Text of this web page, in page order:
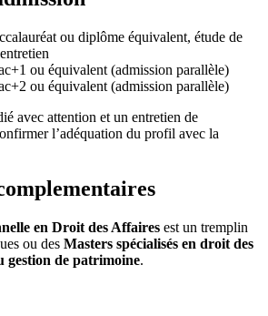
ou diplôme équivalent, étude de
ou équivalent (admission parallèle)
ou équivalent (admission parallèle)
avec attention et un entretien de
l’adéquation du profil avec la
en Droit des Affaires est un tremplin
ou des Masters spécialisés en droit des
gestion de patrimoine.